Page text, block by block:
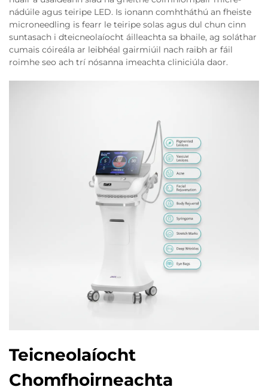
nádúile agus teiripe LED. Is ionann comhtháthú an fheiste
microneedling is fearr le teiripe solas agus dul chun cinn
suntasach i dteicneolaíocht áilleachta sa bhaile, ag soláthar
cumais cóireála ar leibhéal gairmiúil nach raibh ar fáil
roimhe seo ach trí nósanna imeachta cliniciúla daor.
Teicneolaíocht
Chomfhoirneachta